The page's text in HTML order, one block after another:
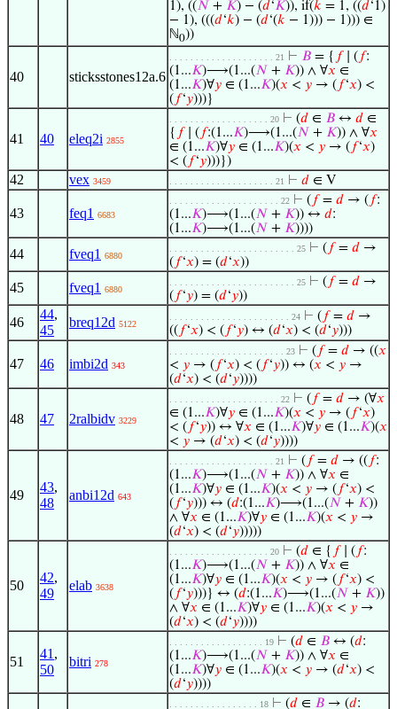
1), ((𝑁 + 𝐾) − (𝑑‘𝐾)), if(𝑘 = 1, ((𝑑‘1)
− 1), (((𝑑‘𝑘) − (𝑑‘(𝑘 − 1))) − 1))) ∈
ℕ0))
40 sticksstones12a.6
. . . . . . . . . . . . . . . . . . . . 21 ⊢ 𝐵 = { 𝑓∣ ( 𝑓:
(1...𝐾)⟶(1...(𝑁 + 𝐾)) ∧ ∀𝑥 ∈
(1...𝐾)∀𝑦 ∈ (1...𝐾)(𝑥 < 𝑦 → ( 𝑓‘𝑥) <
( 𝑓‘𝑦)))}
41 40 eleq2i 2855
. . . . . . . . . . . . . . . . . . . 20 ⊢ (𝑑 ∈ 𝐵 ↔ 𝑑 ∈
{ 𝑓∣ ( 𝑓:(1...𝐾)⟶(1...(𝑁 + 𝐾)) ∧ ∀𝑥
∈ (1...𝐾)∀𝑦 ∈ (1...𝐾)(𝑥 < 𝑦 → ( 𝑓‘𝑥)
< ( 𝑓‘𝑦)))})
42 vex 3459 . . . . . . . . . . . . . . . . . . . . 21 ⊢ 𝑑 ∈ V
43 feq1 6683
. . . . . . . . . . . . . . . . . . . . . 22 ⊢ ( 𝑓= 𝑑 → ( 𝑓:
(1...𝐾)⟶(1...(𝑁 + 𝐾)) ↔ 𝑑:
(1...𝐾)⟶(1...(𝑁 + 𝐾))))
44 fveq1 6880
. . . . . . . . . . . . . . . . . . . . . . . . 25 ⊢ ( 𝑓= 𝑑 →
( 𝑓‘𝑥) = (𝑑‘𝑥))
45 fveq1 6880
. . . . . . . . . . . . . . . . . . . . . . . . 25 ⊢ ( 𝑓= 𝑑 →
( 𝑓‘𝑦) = (𝑑‘𝑦))
46
44,
45
breq12d 5122
. . . . . . . . . . . . . . . . . . . . . . . 24 ⊢ ( 𝑓= 𝑑 →
(( 𝑓‘𝑥) < ( 𝑓‘𝑦) ↔ (𝑑‘𝑥) < (𝑑‘𝑦)))
47 46 imbi2d 343
. . . . . . . . . . . . . . . . . . . . . . 23 ⊢ ( 𝑓= 𝑑 → ((𝑥
< 𝑦 → ( 𝑓‘𝑥) < ( 𝑓‘𝑦)) ↔ (𝑥 < 𝑦 →
(𝑑‘𝑥) < (𝑑‘𝑦))))
48 47 2ralbidv 3229
. . . . . . . . . . . . . . . . . . . . . 22 ⊢ ( 𝑓= 𝑑 → (∀𝑥
∈ (1...𝐾)∀𝑦 ∈ (1...𝐾)(𝑥 < 𝑦 → ( 𝑓‘𝑥)
< ( 𝑓‘𝑦)) ↔ ∀𝑥 ∈ (1...𝐾)∀𝑦 ∈ (1...𝐾)(𝑥
< 𝑦 → (𝑑‘𝑥) < (𝑑‘𝑦))))
49
43,
48
anbi12d 643
. . . . . . . . . . . . . . . . . . . . 21 ⊢ ( 𝑓= 𝑑 → (( 𝑓:
(1...𝐾)⟶(1...(𝑁 + 𝐾)) ∧ ∀𝑥 ∈
(1...𝐾)∀𝑦 ∈ (1...𝐾)(𝑥 < 𝑦 → ( 𝑓‘𝑥) <
( 𝑓‘𝑦))) ↔ (𝑑:(1...𝐾)⟶(1...(𝑁 + 𝐾))
∧ ∀𝑥 ∈ (1...𝐾)∀𝑦 ∈ (1...𝐾)(𝑥 < 𝑦 →
(𝑑‘𝑥) < (𝑑‘𝑦)))))
50
42,
49
elab 3638
. . . . . . . . . . . . . . . . . . . 20 ⊢ (𝑑 ∈ { 𝑓∣ ( 𝑓:
(1...𝐾)⟶(1...(𝑁 + 𝐾)) ∧ ∀𝑥 ∈
(1...𝐾)∀𝑦 ∈ (1...𝐾)(𝑥 < 𝑦 → ( 𝑓‘𝑥) <
( 𝑓‘𝑦)))} ↔ (𝑑:(1...𝐾)⟶(1...(𝑁 + 𝐾))
∧ ∀𝑥 ∈ (1...𝐾)∀𝑦 ∈ (1...𝐾)(𝑥 < 𝑦 →
(𝑑‘𝑥) < (𝑑‘𝑦))))
51
41 ,
50
bitri 278
. . . . . . . . . . . . . . . . . . 19 ⊢ (𝑑 ∈ 𝐵 ↔ (𝑑:
(1...𝐾)⟶(1...(𝑁 + 𝐾)) ∧ ∀𝑥 ∈
(1...𝐾)∀𝑦 ∈ (1...𝐾)(𝑥 < 𝑦 → (𝑑‘𝑥) <
(𝑑‘𝑦))))
. . . . . . . . . . . . . . . . . 18 ⊢ (𝑑 ∈ 𝐵 → (𝑑: